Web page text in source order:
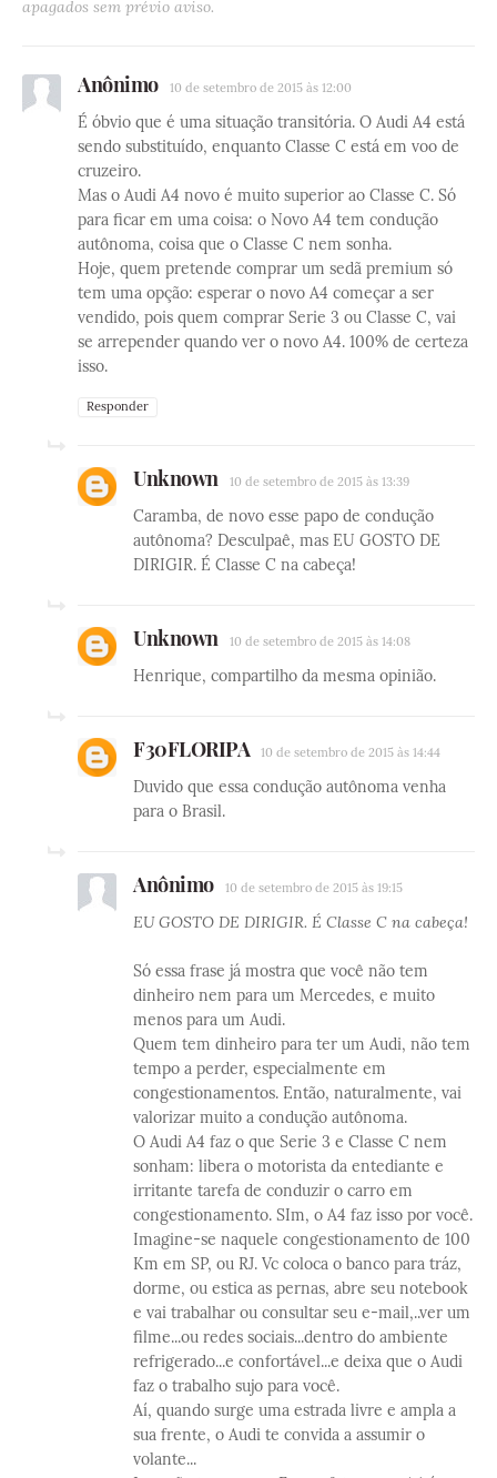
apagados sem prévio aviso.
Anônimo 10 de setembro de 2015 às 12:00
É óbvio que é uma situação transitória. O Audi A4 está
sendo substituído, enquanto Classe C está em voo de
cruzeiro.
Mas o Audi A4 novo é muito superior ao Classe C. Só
para ficar em uma coisa: o Novo A4 tem condução
autônoma, coisa que o Classe C nem sonha.
Hoje, quem pretende comprar um sedã premium só
tem uma opção: esperar o novo A4 começar a ser
vendido, pois quem comprar Serie 3 ou Classe C, vai
se arrepender quando ver o novo A4. 100% de certeza
isso.
Responder
Unknown 10 de setembro de 2015 às 13:39
Caramba, de novo esse papo de condução
autônoma? Desculpaê, mas EU GOSTO DE
DIRIGIR. É Classe C na cabeça!
Unknown 10 de setembro de 2015 às 14:08
Henrique, compartilho da mesma opinião.
F30FLORIPA 10 de setembro de 2015 às 14:44
Duvido que essa condução autônoma venha
para o Brasil.
Anônimo 10 de setembro de 2015 às 19:15
EU GOSTO DE DIRIGIR. É Classe C na cabeça!
Só essa frase já mostra que você não tem
dinheiro nem para um Mercedes, e muito
menos para um Audi.
Quem tem dinheiro para ter um Audi, não tem
tempo a perder, especialmente em
congestionamentos. Então, naturalmente, vai
valorizar muito a condução autônoma.
O Audi A4 faz o que Serie 3 e Classe C nem
sonham: libera o motorista da entediante e
irritante tarefa de conduzir o carro em
congestionamento. SIm, o A4 faz isso por você.
Imagine-se naquele congestionamento de 100
Km em SP, ou RJ. Vc coloca o banco para tráz,
dorme, ou estica as pernas, abre seu notebook
e vai trabalhar ou consultar seu e-mail,..ver um
filme...ou redes sociais...dentro do ambiente
refrigerado...e confortável...e deixa que o Audi
faz o trabalho sujo para você.
Aí, quando surge uma estrada livre e ampla a
sua frente, o Audi te convida a assumir o
volante...